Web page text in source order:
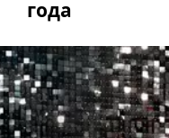
года